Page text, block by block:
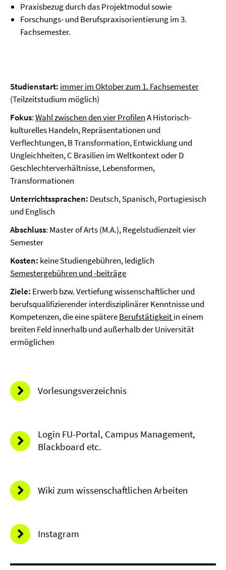
Praxisbezug durch das Projektmodul sowie
Forschungs- und Berufspraxisorientierung im 3.
Fachsemester.
Studienstart: immer im Oktober zum 1. Fachsemester
(Teilzeitstudium möglich)
Fokus:Wahl zwischen den vier ProfilenA Historisch-
kulturelles Handeln, Repräsentationen und
Verflechtungen, B Transformation, Entwicklung und
Ungleichheiten, C Brasilien im Weltkontext oder D
Geschlechterverhältnisse, Lebensformen,
Transformationen
Unterrichtssprachen: Deutsch, Spanisch, Portugiesisch
und Englisch
Abschluss: Master of Arts (M.A.), Regelstudienzeit vier
Semester
Kosten: keine Studiengebühren, lediglich
Semestergebühren und -beiträge
Ziele: Erwerb bzw. Vertiefung wissenschaftlicher und
berufsqualifizierender interdisziplinärer Kenntnisse und
Kompetenzen, die eine spätereBerufstätigkeitin einem
breiten Feld innerhalb und außerhalb der Universität
ermöglichen
Vorlesungsverzeichnis
Login FU-Portal, Campus Management,
Blackboard etc.
Wiki zum wissenschaftlichen Arbeiten
Instagram